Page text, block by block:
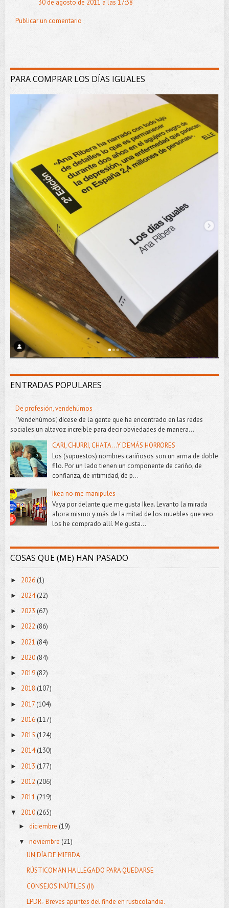
30 de agosto de 2011 a las 17:38
Publicar un comentario
PARA COMPRAR LOS DÍAS IGUALES
ENTRADAS POPULARES
De profesión, vendehúmos
"Vendehúmos", dícese de la gente que ha encontrado en las redes
sociales un altavoz increíble para decir obviedades de manera...
CARI, CHURRI, CHATA...Y DEMÁS HORRORES
Los (supuestos) nombres cariñosos son un arma de doble
filo. Por un lado tienen un componente de cariño, de
confianza, de intimidad, de p...
Ikea no me manipules
Vaya por delante que me gusta Ikea. Levanto la mirada
ahora mismo y más de la mitad de los muebles que veo
los he comprado allí. Me gusta...
COSAS QUE (ME) HAN PASADO
► 2026 (1)
► 2024(22)
► 2023 (67)
► 2022 (86)
► 2021 (84)
► 2020(84)
► 2019(82)
► 2018 (107)
► 2017(104)
► 2016 (117)
► 2015 (124)
► 2014(130)
► 2013 (177)
► 2012 (206)
► 2011 (219)
▼ 2010(265)
► diciembre (19)
▼ noviembre (21)
UN DÍA DE MIERDA
RÚSTICOMAN HA LLEGADO PARA QUEDARSE
CONSEJOS INÚTILES (II)
LPDR.- Breves apuntes del finde en rusticolandia.